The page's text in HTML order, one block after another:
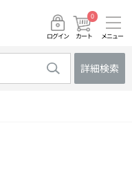
ログイン カート
0
メニュー
詳細検索